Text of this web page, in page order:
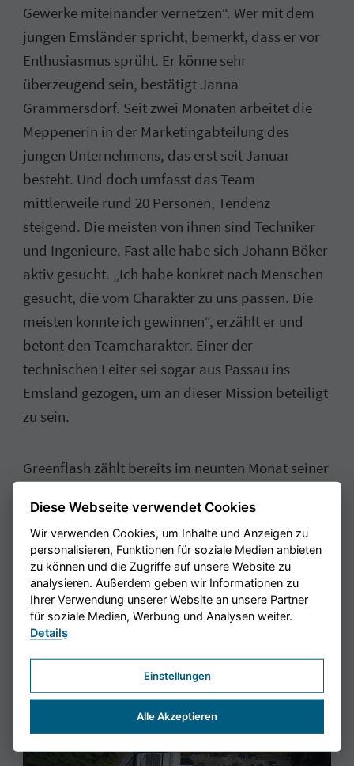
Gewerke miteinander vernetzen“. Wer mit dem
jungen Emsländer spricht, bemerkt, dass er vor
Enthusiasmus sprüht. Er könne sehr
überzeugend sein, bestätigt Janna
Grammersdorf. Seit zwei Monaten arbeitet die
Meppenerin in der Marketingabteilung des
jungen Unternehmens, das erst seit Januar
besteht. Und doch umfasst das Team
mittlerweile rund 20 Personen, Tendenz
steigend. Die meisten von ihnen sind Techniker
und Ingenieure. Fast alle habe sich Johann Böker
aktiv gesucht. „Ich habe konkret nach Menschen
gesucht, die vom Charakter zu uns passen. Die
meisten konnte ich gewinnen“, erzählt er und
betont den Teamcharakter. Einer der
technischen Leiter sei sogar aus Passau ins
Emsland gezogen, um an dieser Mission beteiligt
zu sein.
Greenflash zählt bereits im neunten Monat seiner
Hermann Paus Maschinenfabrik in
Emsbüren, Gerdes Fensterbau aus Lengerich, die
Boll Logistik mit mehreren emsländischen
Standorten oder Giga Coating in Twist zu seinen
Auftraggebern. Eine Expansion auf den
nordrhein-westfälischen Markt stehe kurz bevor:
Ein Standort in Essen werde gerade aufgebaut.
Danach möchte man Projekte in ganz
Deutschland umsetzen.
Diese Webseite verwendet Cookies
Wir verwenden Cookies, um Inhalte und Anzeigen zu
personalisieren, Funktionen für soziale Medien anbieten
zu können und die Zugriffe auf unsere Website zu
analysieren. Außerdem geben wir Informationen zu
Ihrer Verwendung unserer Website an unsere Partner
für soziale Medien, Werbung und Analysen weiter.
Details
Einstellungen
Alle Akzeptieren